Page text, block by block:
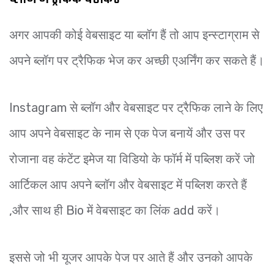
अगर आपकी कोई वेबसाइट या ब्लॉग हैं तो आप इन्स्टाग्राम से
अपने ब्लॉग पर ट्रैफिक भेज कर अच्छी एअर्निंग कर सकते हैं।
Instagram से ब्लॉग और वेबसाइट पर ट्रैफिक लाने के लिए
आप अपने वेबसाइट के नाम से एक पेज बनायें और उस पर
रोजाना वह कंटेंट इमेज या विडियो के फॉर्म में पब्लिश करें जो
आर्टिकल आप अपने ब्लॉग और वेबसाइट में पब्लिश करते हैं
,और साथ ही Bio में वेबसाइट का लिंक add करें।
इससे जो भी यूजर आपके पेज पर आते हैं और उनको आपके